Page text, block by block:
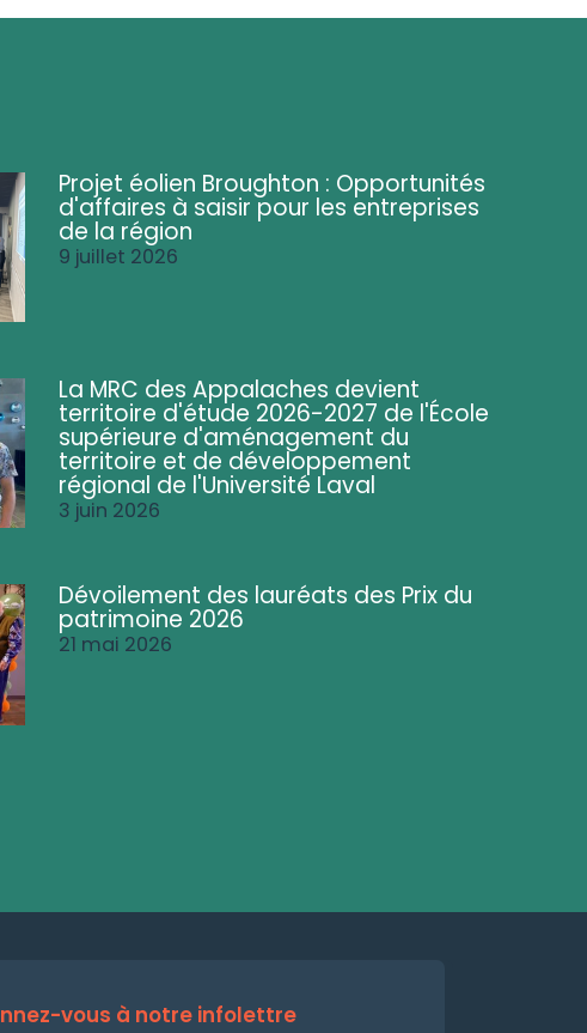
Projet éolien Broughton : Opportunités
d'affaires à saisir pour les entreprises
de la région
9 juillet 2026
La MRC des Appalaches devient
territoire d'étude 2026-2027 de l'École
supérieure d'aménagement du
territoire et de développement
régional de l'Université Laval
3 juin 2026
Dévoilement des lauréats des Prix du
patrimoine 2026
21 mai 2026
vous à notre infolettre